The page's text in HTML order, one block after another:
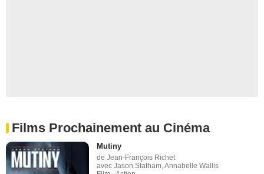
Films Prochainement au Cinéma
Mutiny
de Jean-François Richet
avec Jason Statham, Annabelle Wallis